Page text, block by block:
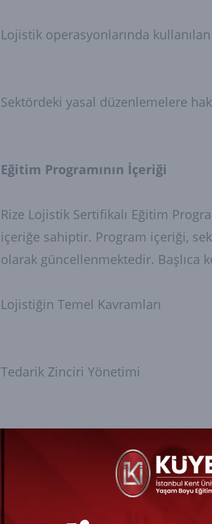
Lojistik operasyonlarında
Sektördeki yasal düzenlemelere
Eğitim Programının İçeriği
Rize Lojistik Sertifikalı Eğitim
içeriğe sahiptir. Program içeriği,
olarak güncellenmektedir. Başlıca
Lojistiğin Temel Kavramları
Tedarik Zinciri Yönetimi